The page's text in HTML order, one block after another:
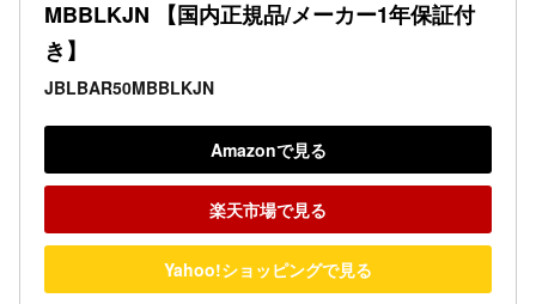
MBBLKJN 【国内正規品/メーカー1年保証付
き】
JBLBAR50MBBLKJN
Amazonで見る
楽天市場で見る
Yahoo!ショッピングで見る